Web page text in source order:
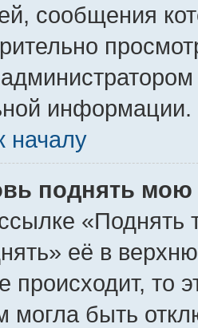
сообщения
информации.
началу
поднять мою
«Поднять
её в
происходит, то
могла быть